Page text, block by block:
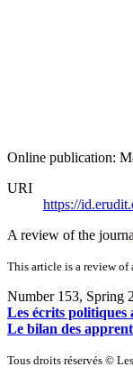
Online publication:
URI
https://
A review of the
This article is a review of
Number 153, Spring
Les écrits politiques
Le bilan des
Tous droits réservés ©